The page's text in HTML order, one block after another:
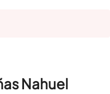
Nahuel